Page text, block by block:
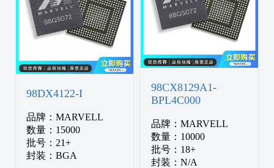
98DX4122-I
品牌：MARVELL
数量：15000
批号：21+
封装：BGA
98CX8129A1-
BPL4C000
品牌：MARVELL
数量：10000
批号：18+
封装：N/A